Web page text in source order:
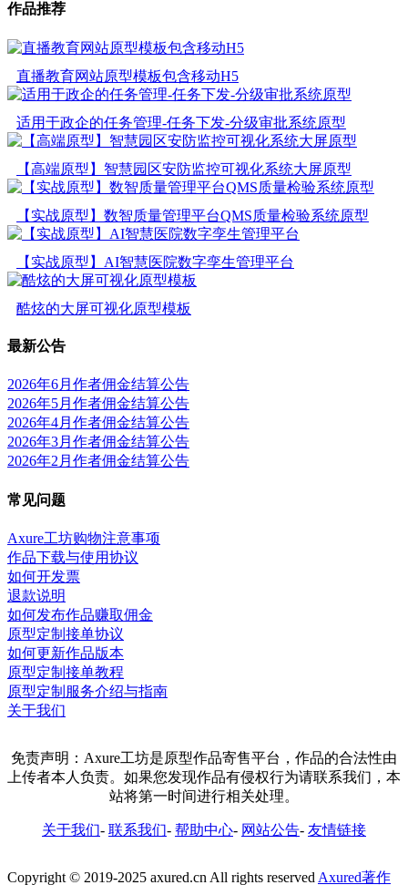
作品推荐
直播教育网站原型模板包含移动H5
适用于政企的任务管理-任务下发-分级审批系统原型
【高端原型】智慧园区安防监控可视化系统大屏原型
【实战原型】数智质量管理平台QMS质量检验系统原型
【实战原型】AI智慧医院数字孪生管理平台
酷炫的大屏可视化原型模板
最新公告
2026年6月作者佣金结算公告
2026年5月作者佣金结算公告
2026年4月作者佣金结算公告
2026年3月作者佣金结算公告
2026年2月作者佣金结算公告
常见问题
Axure工坊购物注意事项
作品下载与使用协议
如何开发票
退款说明
如何发布作品赚取佣金
原型定制接单协议
如何更新作品版本
原型定制接单教程
原型定制服务介绍与指南
关于我们
免责声明：Axure工坊是原型作品寄售平台，作品的合法性由
上传者本人负责。如果您发现作品有侵权行为请联系我们，本
站将第一时间进行相关处理。
关于我们- 联系我们- 帮助中心- 网站公告- 友情链接
Copyright © 2019-2025 axured.cn All rights reserved Axured著作